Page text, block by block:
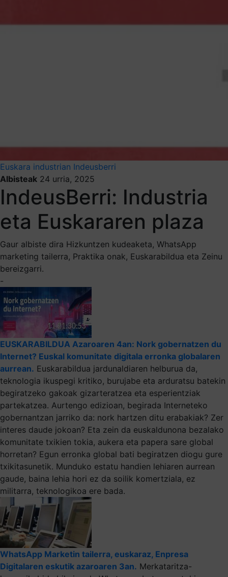
Euskara industrian Indeusberri
Albisteak 24 urria, 2025
IndeusBerri: Industria
eta Euskararen plaza
Gaur albiste dira Hizkuntzen kudeaketa, WhatsApp
marketing tailerra, Praktika onak, Euskarabildua eta Zeinu
bereizgarri.
-
EUSKARABILDUA Azaroaren 4an: Nork gobernatzen du
Internet? Euskal komunitate digitala erronka globalaren
aurrean. Euskarabildua jardunaldiaren helburua da,
teknologia ikuspegi kritiko, burujabe eta arduratsu batekin
begiratzeko gakoak gizarteratzea eta esperientziak
partekatzea. Aurtengo edizioan, begirada Interneteko
gobernantzan jarriko da: nork hartzen ditu erabakiak? Zer
interes daude jokoan? Eta zein da euskaldunona bezalako
komunitate txikien tokia, aukera eta papera sare global
horretan? Egun erronka global bati begiratzen diogu gure
txikitasunetik. Munduko estatu handien lehiaren aurrean
gaude, baina lehia hori ez da soilik komertziala, ez
militarra, teknologikoa ere bada.
WhatsApp Marketin tailerra, euskaraz, Enpresa
Digitalaren eskutik azaroaren 3an. Merkataritza-